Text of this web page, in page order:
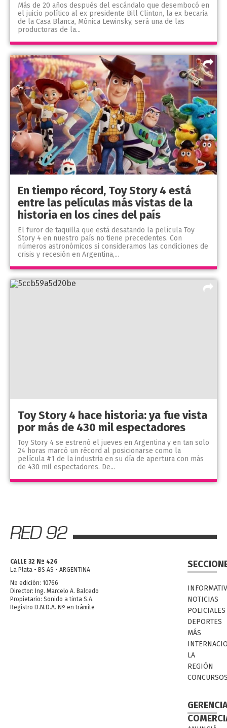
Más de 20 años después del escándalo que desembocó en
el juicio político al ex presidente Bill Clinton, la ex becaria
de la Casa Blanca, Mónica Lewinsky, será una de las
productoras de la...
En tiempo récord, Toy Story 4 está
entre las películas más vistas de la
historia en los cines del país
El furor de taquilla que está desatando la película Toy
Story 4 en nuestro país no tiene precedentes. Con
números astronómicos si consideramos las condiciones de
crisis y recesión en Argentina,...
Toy Story 4 hace historia: ya fue vista
por más de 430 mil espectadores
Toy Story 4 se estrenó el jueves en Argentina y en tan solo
24 horas marcó un récord al posicionarse como la
película #1 de la industria en su día de apertura con más
de 430 mil espectadores. De...
CALLE 32 Nº 426
La Plata - BS AS - ARGENTINA
Nº edición: 10766
Director: Ing. Marcelo A. Balcedo
Propietario: Sonido a tinta S.A.
Registro D.N.D.A. Nº en trámite
NOTICIAS
POLICIALES
DEPORTES
MÁS
LA
REGIÓN